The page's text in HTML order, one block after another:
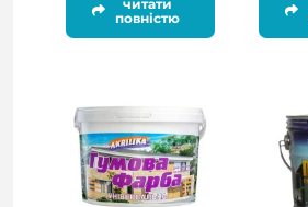
читати
повністю